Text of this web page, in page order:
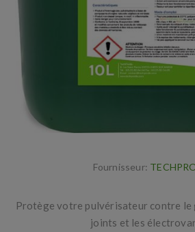
Fournisseur:
Protège votre pulvérisateur contre le
joints et les